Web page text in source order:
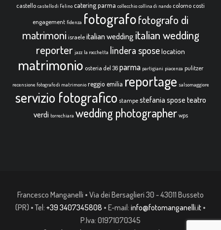
castello castello di Felino catering parma collecchio collina di nando colorno costi
engagement fidenza fotografofotografo di
matrimoni israele italian wedding italian wedding
reporter jazz la rocchetta lindera sposelocation
matrimonio osteria del 36parma partigiani piacenza pulitzer
recensione fotografo di matrimonio reggio emilia reportage salsomaggiore
servizio fotografico stampe stefania spose teatro
verdi torrechiara wedding photographer wps
Francesco Manganelli • Via dei Bersaglieri 30 - 43011 Busseto
(PR) • Tel: +39 3407345808 • E-mail: info@fotomanganelli.it •
P.Iva: 01971070345